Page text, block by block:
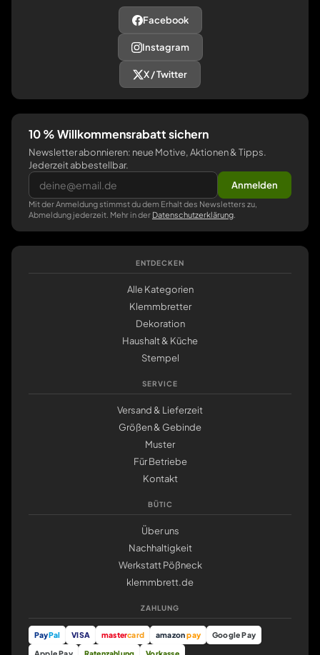
Facebook
Instagram
X / Twitter
10 % Willkommensrabatt sichern
Newsletter abonnieren: neue Motive, Aktionen & Tipps.
Jederzeit abbestellbar.
Anmelden
Mit der Anmeldung stimmst du dem Erhalt des Newsletters zu,
Abmeldung jederzeit. Mehr in der Datenschutzerklärung
ENTDECKEN
Alle Kategorien
Klemmbretter
Dekoration
Haushalt & Küche
Stempel
SERVICE
Versand & Lieferzeit
Größen & Gebinde
Muster
Für Betriebe
Kontakt
BÜTIC
Über uns
Nachhaltigkeit
Werkstatt Pößneck
klemmbrett.de
ZAHLUNG
PayPal VISA mastercard amazonpay
Google Pay